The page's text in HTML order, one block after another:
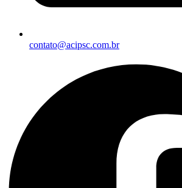
contato@acipsc.com.br